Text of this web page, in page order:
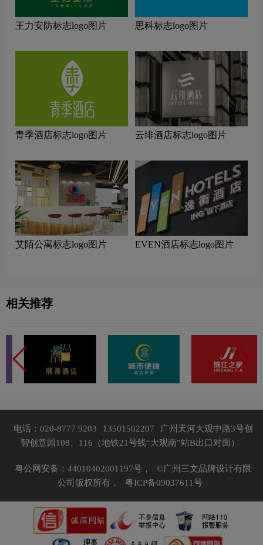
王力安防标志logo图片 思科标志logo图片
青季酒店标志logo图片 云绯酒店标志logo图片
艾陌公寓标志logo图片 EVEN酒店标志logo图片
相关推荐
电话：020-8777 9203 13501502207
广州天河大观中路3号创
智创意园108、116（地铁21号线“大观南”站B出口对面）
粤公网安备：44010402001197号，
©广州三文品牌设计有限
公司版权所有，
粤ICP备09037611号